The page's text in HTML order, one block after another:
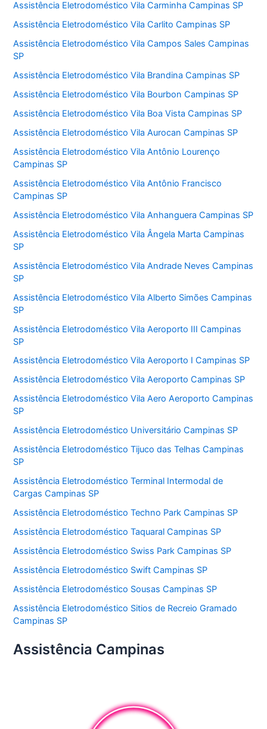
Assistência Eletrodoméstico Vila Carminha Campinas SP
Assistência Eletrodoméstico Vila Carlito Campinas SP
Assistência Eletrodoméstico Vila Campos Sales Campinas
SP
Assistência Eletrodoméstico Vila Brandina Campinas SP
Assistência Eletrodoméstico Vila Bourbon Campinas SP
Assistência Eletrodoméstico Vila Boa Vista Campinas SP
Assistência Eletrodoméstico Vila Aurocan Campinas SP
Assistência Eletrodoméstico Vila Antônio Lourenço
Campinas SP
Assistência Eletrodoméstico Vila Antônio Francisco
Campinas SP
Assistência Eletrodoméstico Vila Anhanguera Campinas SP
Assistência Eletrodoméstico Vila Ângela Marta Campinas
SP
Assistência Eletrodoméstico Vila Andrade Neves Campinas
SP
Assistência Eletrodoméstico Vila Alberto Simões Campinas
SP
Assistência Eletrodoméstico Vila Aeroporto III Campinas
SP
Assistência Eletrodoméstico Vila Aeroporto I Campinas SP
Assistência Eletrodoméstico Vila Aeroporto Campinas SP
Assistência Eletrodoméstico Vila Aero Aeroporto Campinas
SP
Assistência Eletrodoméstico Universitário Campinas SP
Assistência Eletrodoméstico Tijuco das Telhas Campinas
SP
Assistência Eletrodoméstico Terminal Intermodal de
Cargas Campinas SP
Assistência Eletrodoméstico Techno Park Campinas SP
Assistência Eletrodoméstico Taquaral Campinas SP
Assistência Eletrodoméstico Swiss Park Campinas SP
Assistência Eletrodoméstico Swift Campinas SP
Assistência Eletrodoméstico Sousas Campinas SP
Assistência Eletrodoméstico Sitios de Recreio Gramado
Campinas SP
Assistência Campinas